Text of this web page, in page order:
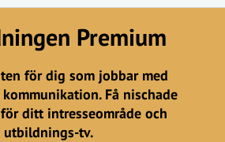
Premium
för dig som jobbar med
Få nischade
ditt intresseområde och
utbildnings-tv.